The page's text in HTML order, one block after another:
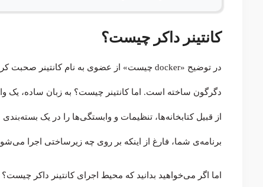
کانتینر داکر چیست؟
دگرگون ساخته است. اما کانتینر چیست؟ به زبان ساده، یک
از قبیل کتابخانه‌ها، تنظیمات و وابستگی‌ها را در یک
برنامه‌ی شما، فارغ از اینکه بر روی چه زیرساختی اجرا
اما اگر می‌خواهید بدانید که محیط اجرای کانتینر داکر